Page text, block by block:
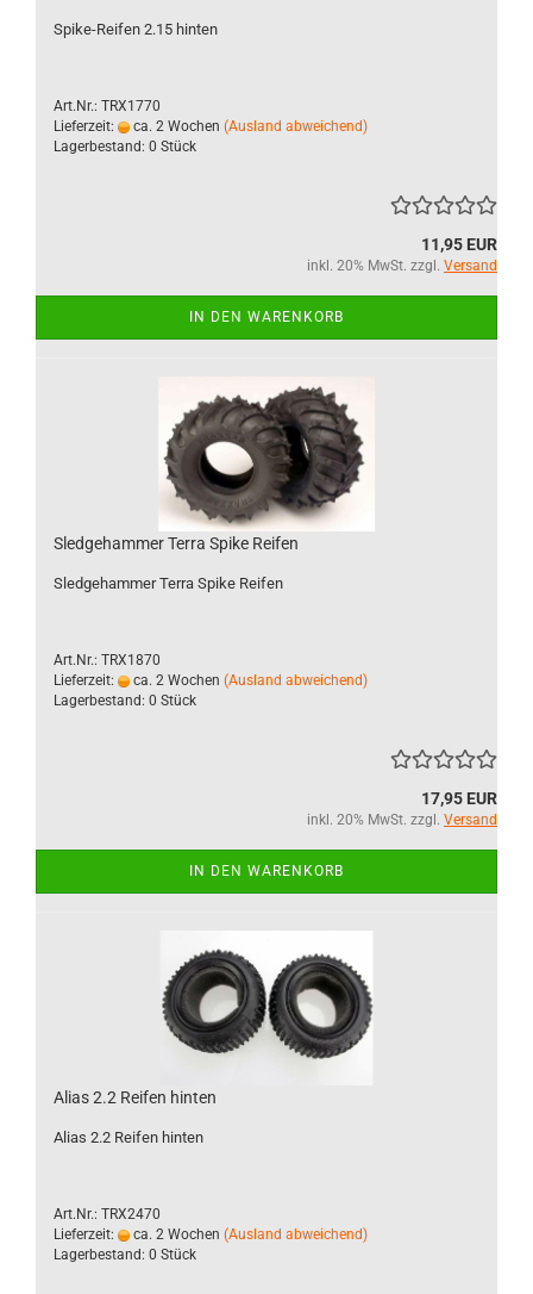
Spike-Reifen 2.15 hinten
Art.Nr.: TRX1770
Lieferzeit:
ca. 2 Wochen (Ausland abweichend)
Lagerbestand: 0 Stück
11,95 EUR
inkl. 20% MwSt. zzgl. Versand
IN DEN WARENKORB
Sledgehammer Terra Spike Reifen
Sledgehammer Terra Spike Reifen
Art.Nr.: TRX1870
Lieferzeit:
ca. 2 Wochen (Ausland abweichend)
Lagerbestand: 0 Stück
17,95 EUR
inkl. 20% MwSt. zzgl. Versand
IN DEN WARENKORB
Alias 2.2 Reifen hinten
Alias 2.2 Reifen hinten
Art.Nr.: TRX2470
Lieferzeit:
ca. 2 Wochen (Ausland abweichend)
Lagerbestand: 0 Stück